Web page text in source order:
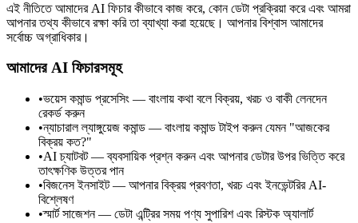
এই নীতিতে আমাদের AI ফিচার কীভাবে কাজ করে, কোন ডেটা প্রক্রিয়া করে এবং আমরা
আপনার তথ্য কীভাবে রক্ষা করি তা ব্যাখ্যা করা হয়েছে। আপনার বিশ্বাস আমাদের
সর্বোচ্চ অগ্রাধিকার।
আমাদের AI ফিচারসমূহ
•ভয়েস কমান্ড প্রসেসিং — বাংলায় কথা বলে বিক্রয়, খরচ ও বাকী লেনদেন
রেকর্ড করুন
•ন্যাচারাল ল্যাঙ্গুয়েজ কমান্ড — বাংলায় কমান্ড টাইপ করুন যেমন "আজকের
বিক্রয় কত?"
•AI চ্যাটবট — ব্যবসায়িক প্রশ্ন করুন এবং আপনার ডেটার উপর ভিত্তি করে
তাৎক্ষণিক উত্তর পান
•বিজনেস ইনসাইট — আপনার বিক্রয় প্রবণতা, খরচ এবং ইনভেন্টরির AI-
বিশ্লেষণ
•স্মার্ট সাজেশন — ডেটা এন্ট্রির সময় পণ্য সুপারিশ এবং রিস্টক অ্যালার্ট